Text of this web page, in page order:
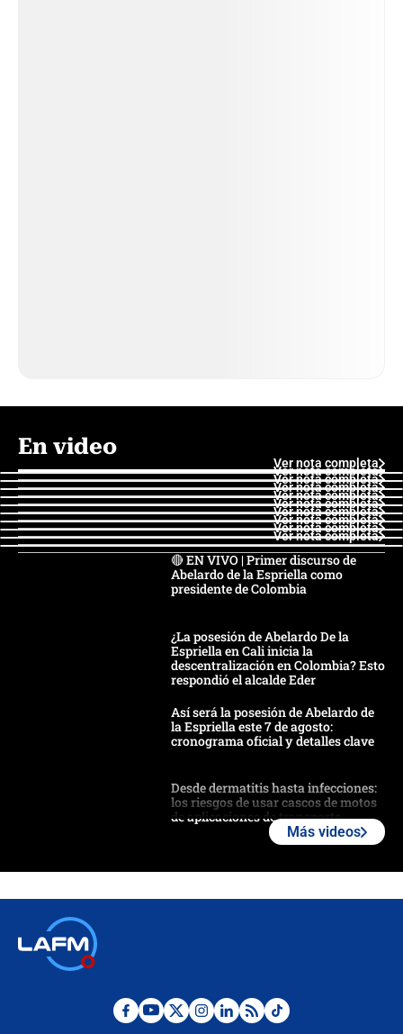
En video
Ver nota completa
Ver nota completa
Ver nota completa
Ver nota completa
Ver nota completa
Ver nota completa
Ver nota completa
Ver nota completa
Ver nota completa
Ver nota completa
🔴 EN VIVO | Primer discurso de
Abelardo de la Espriella como
presidente de Colombia
¿La posesión de Abelardo De la
Espriella en Cali inicia la
descentralización en Colombia? Esto
respondió el alcalde Eder
Así será la posesión de Abelardo de
la Espriella este 7 de agosto:
cronograma oficial y detalles clave
Desde dermatitis hasta infecciones:
los riesgos de usar cascos de motos
de aplicaciones de transporte
Posesión de Abelardo De La Espriella
Más videos